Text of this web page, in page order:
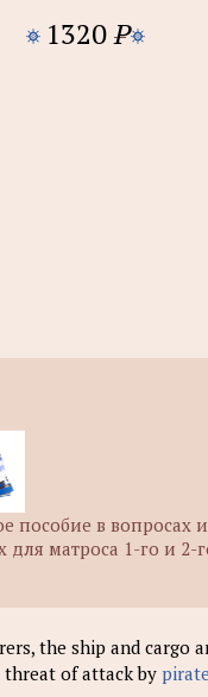
1320P
пособие в вопросах и
для матроса 1-го и 2-
the ship and cargo
threat of attack by